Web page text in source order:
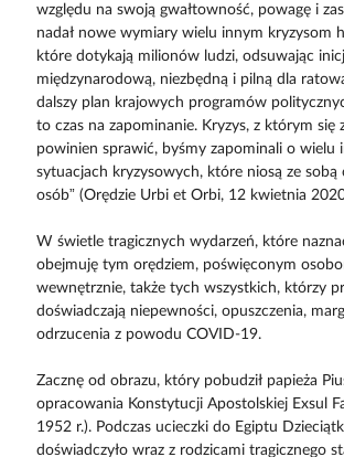
względu na swoją gwałtowność, powagę i
nadał nowe wymiary wielu innym kryzysom
które dotykają milionów ludzi, odsuwając
międzynarodową, niezbędną i pilną dla
dalszy plan krajowych programów
to czas na zapominanie. Kryzys, z którym się
powinien sprawić, byśmy zapominali o wielu
sytuacjach kryzysowych, które niosą ze sobą
osób” (Orędzie Urbi et Orbi, 12 kwietnia
W świetle tragicznych wydarzeń, które
obejmuję tym orędziem, poświęconym
wewnętrznie, także tych wszystkich, którzy
doświadczają niepewności, opuszczenia,
odrzucenia z powodu COVID-19.
Zacznę od obrazu, który pobudził papieża
opracowania Konstytucji Apostolskiej Exsul
1952 r.). Podczas ucieczki do Egiptu
doświadczyło wraz z rodzicami tragicznego